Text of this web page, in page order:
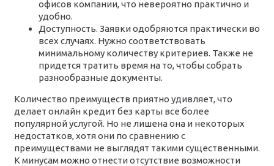
офисов компании, что невероятно практично и
удобно.
Доступность. Заявки одобряются практически во
всех случаях. Нужно соответствовать
минимальному количеству критериев. Также не
придется тратить время на то, чтобы собрать
разнообразные документы.
Количество преимуществ приятно удивляет, что
делает онлайн кредит без карты все более
популярной услугой. Но не лишена она и некоторых
недостатков, хотя они по сравнению с
преимуществами не выглядят такими существенными.
К минусам можно отнести отсутствие возможности